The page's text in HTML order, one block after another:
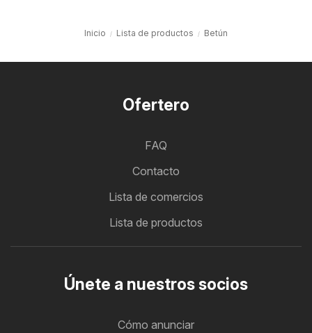
Inicio Lista de productos Betún
Ofertero
FAQ
Contacto
Lista de comercios
Lista de productos
Únete a nuestros socios
Cómo anunciar